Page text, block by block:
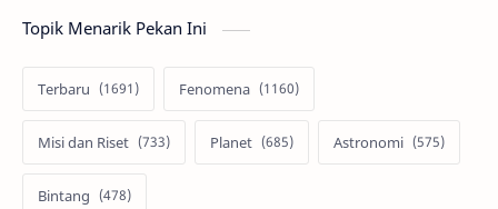
Topik Menarik Pekan Ini
Terbaru Fenomena
Misi dan Riset Planet Astronomi
Bintang